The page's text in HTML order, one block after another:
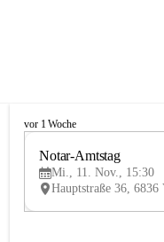
V
vor 1 Woche
Notar-Amtstag
Mi., 11. Nov., 15:30